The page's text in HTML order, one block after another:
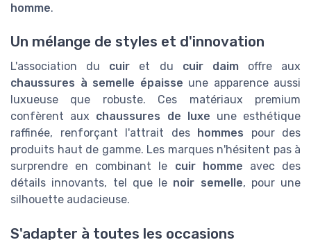
homme.
Un mélange de styles et d'innovation
L'association du cuir et du cuir daimoffre aux
chaussures à semelle épaisse une apparence aussi
luxueuse que robuste. Ces matériaux premium
confèrent aux chaussures de luxe une esthétique
raffinée, renforçant l'attrait des
hommes pour des
produits haut de gamme. Les marques n'hésitent pas à
surprendre en combinant le cuir homme avec des
détails innovants, tel que le noir semelle, pour une
silhouette audacieuse.
S'adapter à toutes les occasions